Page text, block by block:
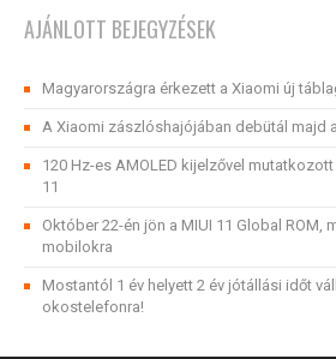
AJÁNLOTT BEJEGYZÉSEK
Magyarországra érkezett a Xiaomi új
A Xiaomi zászlóshajójában debütál majd
120 Hz-es AMOLED kijelzővel
11
Október 22-én jön a MIUI 11 Global ROM,
mobilokra
Mostantól 1 év helyett 2 év jótállási időt
okostelefonra!